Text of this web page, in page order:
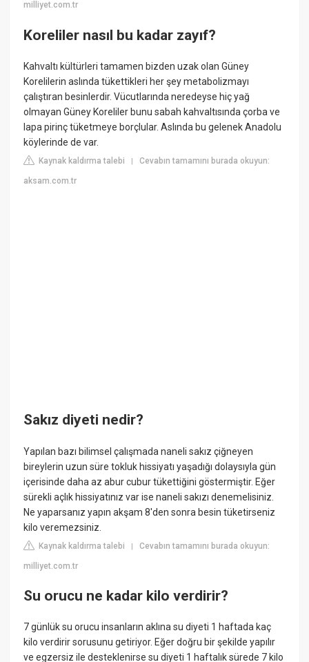
milliyet.com.tr
Koreliler nasıl bu kadar zayıf?
Kahvaltı kültürleri tamamen bizden uzak olan Güney
Korelilerin aslında tükettikleri her şey metabolizmayı
çalıştıran besinlerdir. Vücutlarında neredeyse hiç yağ
olmayan Güney Koreliler bunu sabah kahvaltısında çorba ve
lapa pirinç tüketmeye borçlular. Aslında bu gelenek Anadolu
köylerinde de var.
Kaynak kaldırma talebi |Cevabın tamamını burada okuyun:
aksam.com.tr
Sakız diyeti nedir?
Yapılan bazı bilimsel çalışmada naneli sakız çiğneyen
bireylerin uzun süre tokluk hissiyatı yaşadığı dolaysıyla gün
içerisinde daha az abur cubur tükettiğini göstermiştir. Eğer
sürekli açlık hissiyatınız var ise naneli sakızı denemelisiniz.
Ne yaparsanız yapın akşam 8'den sonra besin tüketirseniz
kilo veremezsiniz.
Kaynak kaldırma talebi |Cevabın tamamını burada okuyun:
milliyet.com.tr
Su orucu ne kadar kilo verdirir?
7 günlük su orucu insanların aklına su diyeti 1 haftada kaç
kilo verdirir sorusunu getiriyor. Eğer doğru bir şekilde yapılır
ve egzersiz ile desteklenirse su diyeti 1 haftalık sürede 7 kilo